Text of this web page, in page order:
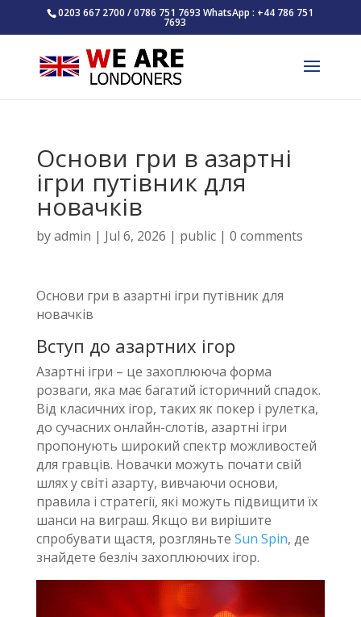
0203 667 2700 / 0786 751 7693 WhatsApp : +44 786 751
7693
Основи гри в азартні
ігри путівник для
новачків
byadmin | Jul 6, 2026 | public| 0 comments
Основи гри в азартні ігри путівник для
новачків
Вступ до азартних ігор
Азартні ігри – це захоплююча форма
розваги, яка має багатий історичний спадок.
Від класичних ігор, таких як покер і рулетка,
до сучасних онлайн-слотів, азартні ігри
пропонують широкий спектр можливостей
для гравців. Новачки можуть почати свій
шлях у світі азарту, вивчаючи основи,
правила і стратегії, які можуть підвищити їх
шанси на виграш. Якщо ви вирішите
спробувати щастя, розгляньте Sun Spin, де
знайдете безліч захоплюючих ігор.